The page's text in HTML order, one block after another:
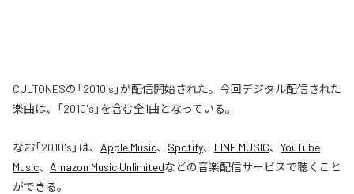
CULTONESの「2010's」が配信開始された。今回デジタル配信された
楽曲は、「2010's」を含む全1曲となっている。
なお「2010's 」は、 Apple Music、 Spotify、 LINE MUSIC、 YouTube
Music、 Amazon Music Unlimitedなどの音楽配信サービスで聴くこと
ができる。